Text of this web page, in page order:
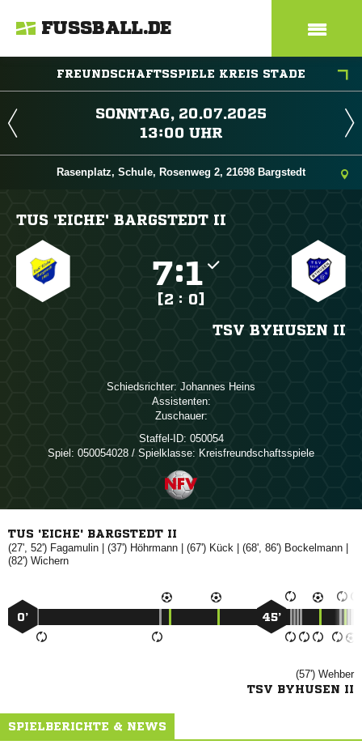
FUSSBALL.DE
FREUNDSCHAFTSSPIELE KREIS STADE
 
 
Rasenplatz, Schule, Rosenweg 2, 21698 Bargstedt
TUS 'EICHE' BARGSTEDT II
:
[2 : 0]
TSV BYHUSEN II
Schiedsrichter:  
Assistenten:
Zuschauer:
Staffel-ID: 050054
Spiel: 050054028 / Spielklasse: Kreisfreundschaftsspiele
TUS 'EICHE' BARGSTEDT II
(27', 52')  | (37')  | (67')  | (68', 86') 
(82') 
0’ 45’
(57') 
TSV BYHUSEN II
SPIELBERICHTE & NEWS